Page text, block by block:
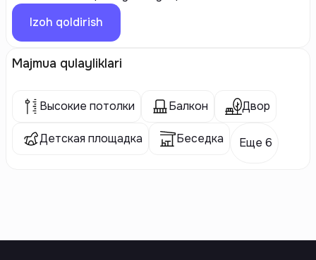
Izoh qoldirish
Majmua qulayliklari
Высокие потолки Балкон Двор
Детская площадка Беседка Еще 6